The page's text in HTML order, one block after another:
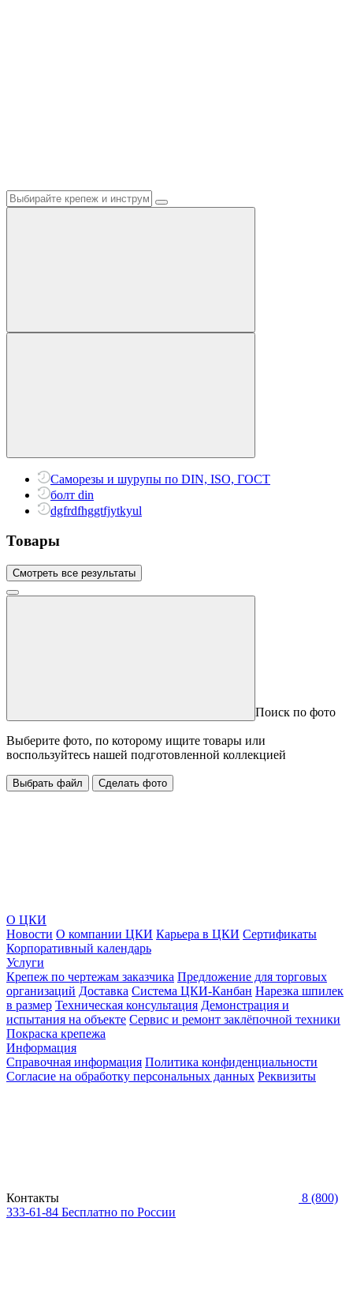
Саморезы и шурупы по DIN, ISO, ГОСТ
болт din
dgfrdfhggtfjytkyul
Товары
Смотреть все результаты
Поиск по фото
Выберите фото, по которому ищите товары или
воспользуйтесь нашей подготовленной коллекцией
Выбрать файл Сделать фото
О ЦКИ
Новости О компании ЦКИ Карьера в ЦКИ Сертификаты
Корпоративный календарь
Услуги
Крепеж по чертежам заказчика Предложение для торговых
организаций Доставка Система ЦКИ-Канбан Нарезка шпилек
в размер Техническая консультация Демонстрация и
испытания на объекте Сервис и ремонт заклёпочной техники
Покраска крепежа
Информация
Справочная информация Политика конфиденциальности
Согласие на обработку персональных данных Реквизиты
Контакты
8 (800)
333-61-84 Бесплатно по России